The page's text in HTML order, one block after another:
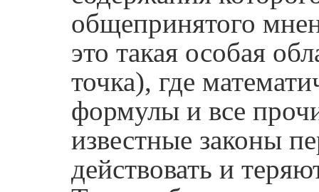
общепринятого
это такая особая
точка), где
формулы и все
известные законы
действовать и